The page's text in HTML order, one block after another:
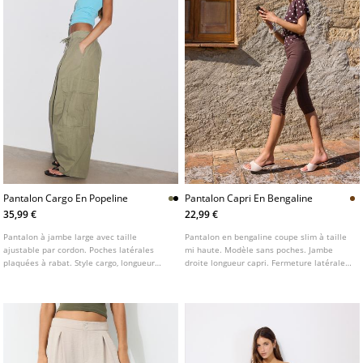
Pantalon Cargo En Popeline
35,99 €
Pantalon à jambe large avec taille
ajustable par cordon. Poches latérales
plaquées à rabat. Style cargo, longueur
Disponible en plusieurs coloris.
Pantalon Capri En Bengaline
22,99 €
Pantalon en bengaline coupe slim à taille
mi haute. Modèle sans poches. Jambe
droite longueur capri. Fermeture latérale